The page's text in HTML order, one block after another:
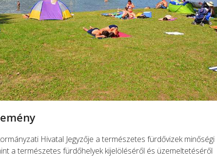
Hivatal Jegyzője a természetes fürdővizek minőségi
a természetes fürdőhelyek kijelöléséről és üzemeltetéséről